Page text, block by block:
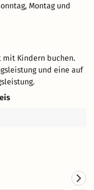
Montag und
mit Kindern buchen.
und eine auf